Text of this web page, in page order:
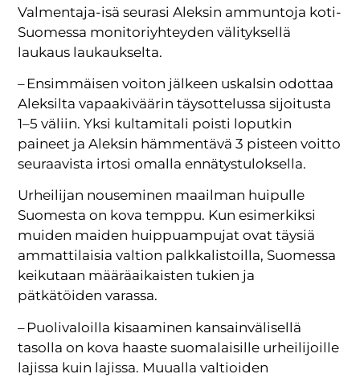
Valmentaja-isä seurasi Aleksin ammuntoja koti-
Suomessa monitoriyhteyden välityksellä
laukaus laukaukselta.
– Ensimmäisen voiton jälkeen uskalsin odottaa
Aleksilta vapaakiväärin täysottelussa sijoitusta
1–5 väliin. Yksi kultamitali poisti loputkin
paineet ja Aleksin hämmentävä 3 pisteen voitto
seuraavista irtosi omalla ennätystuloksella.
Urheilijan nouseminen maailman huipulle
Suomesta on kova temppu. Kun esimerkiksi
muiden maiden huippuampujat ovat täysiä
ammattilaisia valtion palkkalistoilla, Suomessa
keikutaan määräaikaisten tukien ja
pätkätöiden varassa.
– Puolivaloilla kisaaminen kansainvälisellä
tasolla on kova haaste suomalaisille urheilijoille
lajissa kuin lajissa. Muualla valtioiden